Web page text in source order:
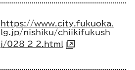
https://www.city.fukuoka.
lg.jp/nishiku/chiikifukush
i/028_2_2.html